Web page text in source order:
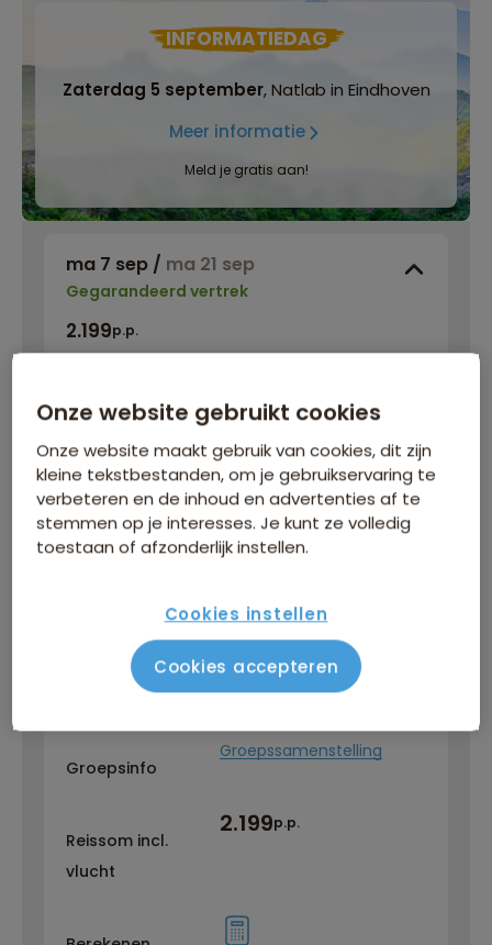
INFORMATIEDAG
Zaterdag 5 september, Natlab in Eindhoven
Meer informatie
Meld je gratis aan!
ma 7 sep / ma 21 sep
Gegarandeerd vertrek
2.199p.p.
Reisbegeleiding
NL
Vlucht Vluchtschema
1-persoonskamer niet
Nog 2 plaatsen
beschikbaar
3 of meer singles
Groepsinfo
Groepssamenstelling
Reissom incl.
vlucht
2.199p.p.
Onze website gebruikt cookies
Onze website maakt gebruik van cookies, dit zijn
kleine tekstbestanden, om je gebruikservaring te
verbeteren en de inhoud en advertenties af te
stemmen op je interesses. Je kunt ze volledig
toestaan of afzonderlijk instellen.
Cookies instellen
Cookies accepteren